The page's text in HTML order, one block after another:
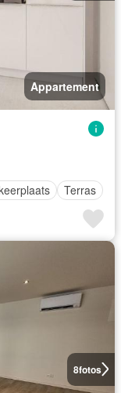
Appartement
Terras
8fotos